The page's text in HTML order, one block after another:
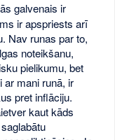
galvenais ir
ir apspriests arī
Nav runas par to,
noteikšanu,
pielikumu, bet
ar mani runā, ir
pret inflāciju.
kaut kāds